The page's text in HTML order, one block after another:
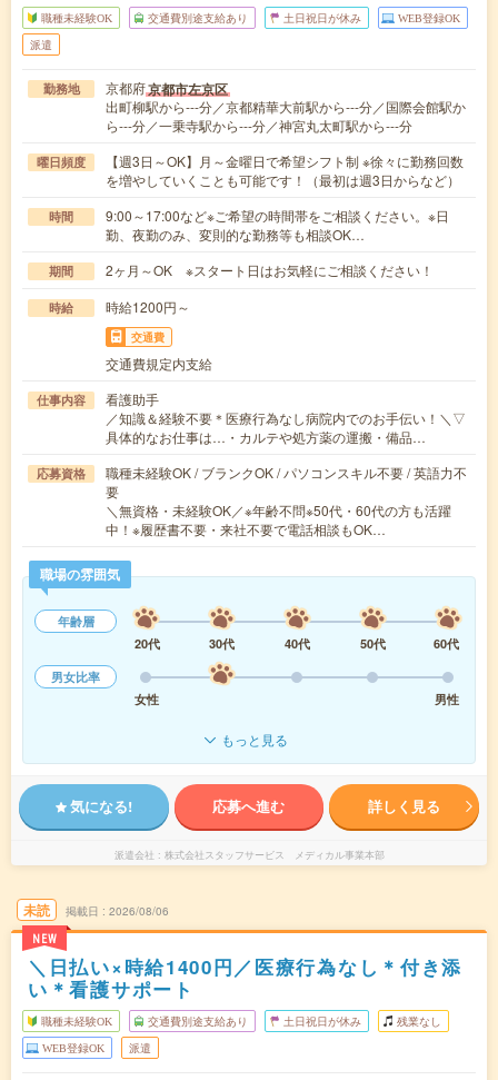
職種未経験OK 交通費別途支給あり 土日祝日が休み WEB登録OK
派遣
勤務地 京都府京都市左京区
出町柳駅から---分／京都精華大前駅から---分／国際会館駅か
ら---分／一乗寺駅から---分／神宮丸太町駅から---分
曜日頻度
【週3日～OK】月～金曜日で希望シフト制 ※徐々に勤務回数
を増やしていくことも可能です！（最初は週3日からなど）
時間
9:00～17:00など※ご希望の時間帯をご相談ください。※日
勤、夜勤のみ、変則的な勤務等も相談OK…
期間 2ヶ月～OK ※スタート日はお気軽にご相談ください！
時給 時給1200円～
交通費
交通費規定内支給
仕事内容
看護助手
／知識＆経験不要＊医療行為なし病院内でのお手伝い！＼▽
具体的なお仕事は…・カルテや処方薬の運搬・備品…
応募資格
職種未経験OK / ブランクOK / パソコンスキル不要 / 英語力不
要
＼無資格・未経験OK／※年齢不問※50代・60代の方も活躍
中！※履歴書不要・来社不要で電話相談もOK…
職場の雰囲気
年齢層
20代
30代 40代 50代
60代
男女比率
女性
男性
もっと見る
気になる! 応募へ進む 詳しく見る
派遣会社 株式会社スタッフサービス メディカル事業本部
未読
NEW
掲載日 2026/08/06
＼日払い×時給1400円／医療行為なし＊付き添
い＊看護サポート
職種未経験OK 交通費別途支給あり 土日祝日が休み 残業なし
WEB登録OK 派遣